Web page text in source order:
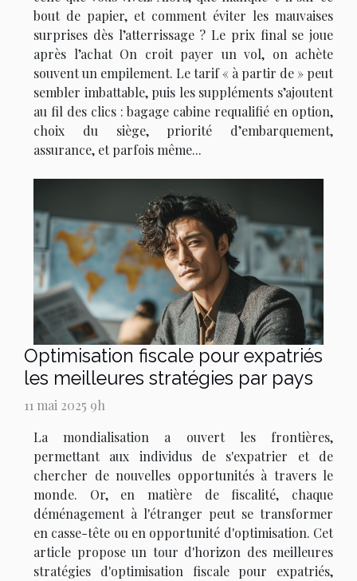
bout de papier, et comment éviter les mauvaises
surprises dès l’atterrissage ? Le prix final se joue
après l’achat On croit payer un vol, on achète
souvent un empilement. Le tarif « à partir de » peut
sembler imbattable, puis les suppléments s’ajoutent
au fil des clics : bagage cabine requalifié en option,
choix du siège, priorité d’embarquement,
assurance, et parfois même...
Optimisation fiscale pour expatriés
les meilleures stratégies par pays
11 mai 2025 9h
La mondialisation a ouvert les frontières,
permettant aux individus de s'expatrier et de
chercher de nouvelles opportunités à travers le
monde. Or, en matière de fiscalité, chaque
déménagement à l'étranger peut se transformer
en casse-tête ou en opportunité d'optimisation. Cet
article propose un tour d'horizon des meilleures
stratégies d'optimisation fiscale pour expatriés,